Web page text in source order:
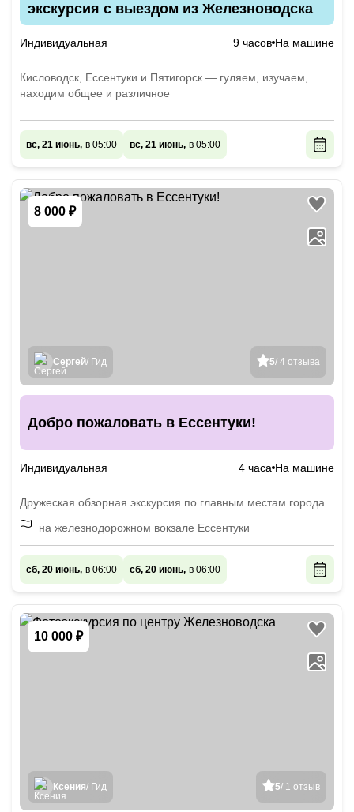
экскурсия с выездом из Железноводска
Индивидуальная 9 часов На машине
Кисловодск, Ессентуки и Пятигорск — гуляем, изучаем,
находим общее и различное
вс, 21 июнь, в 05:00 вс, 21 июнь, в 05:00
8 000 ₽
5/ 4 отзыва
Сергей/ Гид
Добро пожаловать в Ессентуки!
Индивидуальная 4 часа На машине
Дружеская обзорная экскурсия по главным местам города
на железнодорожном вокзале Ессентуки
сб, 20 июнь, в 06:00 сб, 20 июнь, в 06:00
10 000 ₽
5/ 1 отзыв
Ксения/ Гид